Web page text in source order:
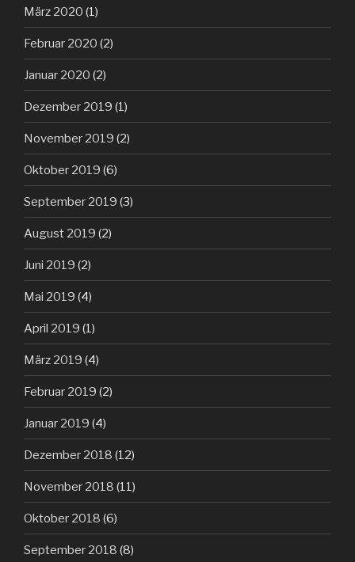
März 2020 (1)
Februar 2020 (2)
Januar 2020 (2)
Dezember 2019 (1)
November 2019 (2)
Oktober 2019 (6)
September 2019 (3)
August 2019 (2)
Juni 2019 (2)
Mai 2019 (4)
April 2019 (1)
März 2019 (4)
Februar 2019 (2)
Januar 2019 (4)
Dezember 2018 (12)
November 2018 (11)
Oktober 2018 (6)
September 2018 (8)